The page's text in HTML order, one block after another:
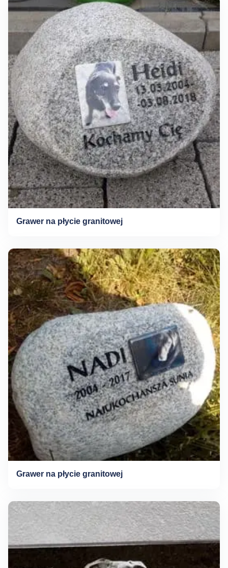
Grawer na płycie granitowej
Grawer na płycie granitowej